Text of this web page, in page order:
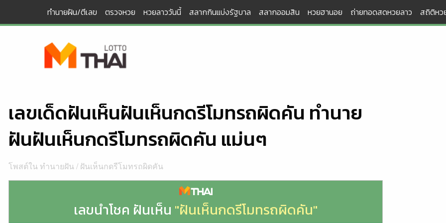
content
ทำนายฝัน/ตีเลข ตรวจหวย หวยลาววันนี้ สลากกินแบ่งรัฐบาล สลากออมสิน หวยฮานอย ถ่ายทอดสดหวยลาว สถิติหว
เลขเด็ดฝันเห็นฝันเห็นกดรีโมทรถผิดคัน ทำนาย
ฝันฝันเห็นกดรีโมทรถผิดคัน แม่นๆ
โพสต์ใน ทำนายฝัน/ ฝันเห็นกดรีโมทรถผิดคัน
เลขนำโชค ฝันเห็น "ฝันเห็นกดรีโมทรถผิดคัน"